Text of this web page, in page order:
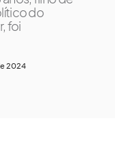
do
foi
2024